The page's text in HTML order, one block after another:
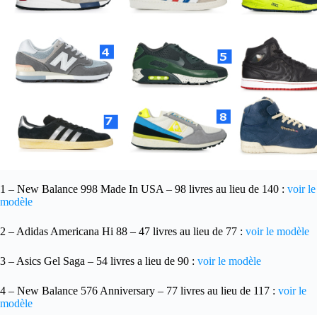
1 – New Balance 998 Made In USA – 98 livres au lieu de 140 : voir le
modèle
2 – Adidas Americana Hi 88 – 47 livres au lieu de 77 : voir le modèle
3 – Asics Gel Saga – 54 livres a lieu de 90 : voir le modèle
4 – New Balance 576 Anniversary – 77 livres au lieu de 117 : voir le
modèle